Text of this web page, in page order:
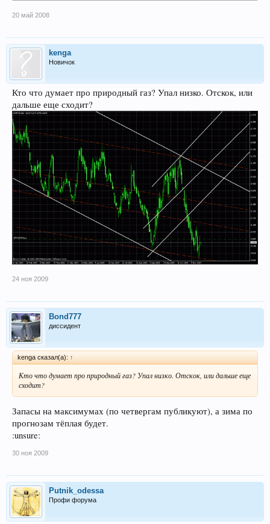
20 май 2008
kenga
Новичок
Кто что думает про природный газ? Упал низко. Отскок, или
дальше еще сходит?
24 ноя 2009
Bond777
диссидент
kenga сказал(а): ↑
Кто что думает про природный газ? Упал низко. Отскок, или дальше еще
сходит?
Запасы на максимумах (по четвергам публикуют), а зима по
прогнозам тёплая будет.
:unsure:
30 ноя 2009
Putnik_odessa
Профи форума